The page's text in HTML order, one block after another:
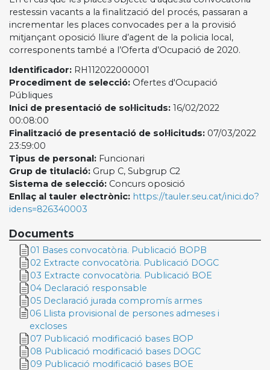
restessin vacants a la finalització del procés, passaran a
incrementar les places convocades per a la provisió
mitjançant oposició lliure d’agent de la policia local,
corresponents també a l’Oferta d’Ocupació de 2020.
Identificador: RH112022000001
Procediment de selecció: Ofertes d'Ocupació
Públiques
Inici de presentació de sol·licituds: 16/02/2022
00:08:00
Finalització de presentació de sol·licituds: 07/03/2022
23:59:00
Tipus de personal: Funcionari
Grup de titulació: Grup C, Subgrup C2
Sistema de selecció: Concurs oposició
Enllaç al tauler electrònic: https://tauler.seu.cat/inici.do?
idens=826340003
Documents
01 Bases convocatòria. Publicació BOPB
02 Extracte convocatòria. Publicació DOGC
03 Extracte convocatòria. Publicació BOE
04 Declaració responsable
05 Declaració jurada compromís armes
06 Llista provisional de persones admeses i
excloses
07 Publicació modificació bases BOP
08 Publicació modificació bases DOGC
09 Publicació modificació bases BOE